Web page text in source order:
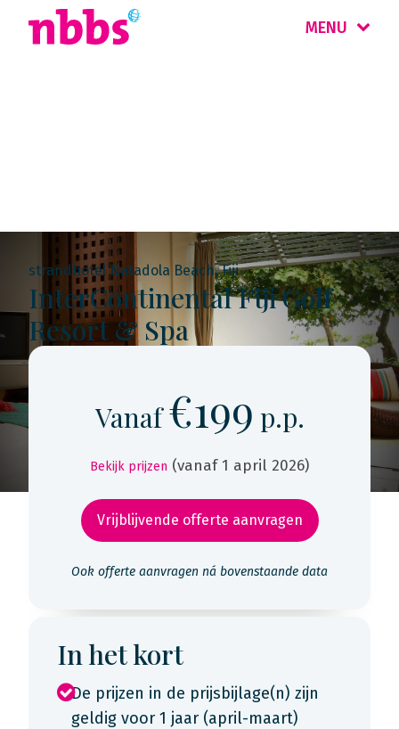
MENU
strandhotel Natadola Beach, Fiji
InterContinental Fiji Golf
Resort & Spa
Vanaf€199 p.p.
Bekijk prijzen (vanaf 1 april 2026)
Vrijblijvende offerte aanvragen
Ook offerte aanvragen ná bovenstaande data
In het kort
De prijzen in de prijsbijlage(n) zijn
geldig voor 1 jaar (april-maart)